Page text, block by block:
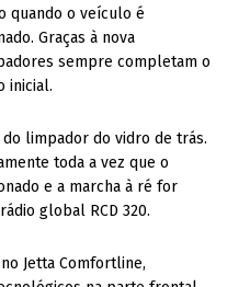
quando o veículo é
Graças à nova
sempre completam o
inicial.
limpador do vidro de trás.
toda a vez que o
e a marcha à ré for
global RCD 320.
Jetta Comfortline,